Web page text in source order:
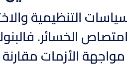
التنظيمية
الخسائر.
الأزمات مقارنة